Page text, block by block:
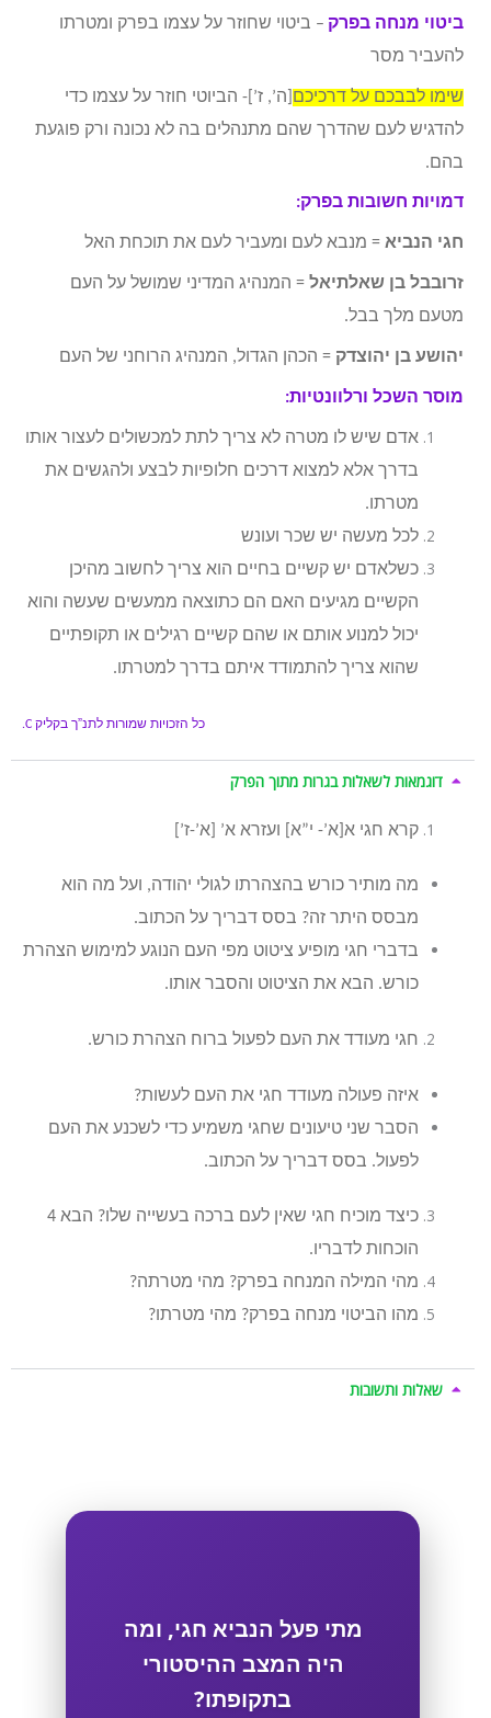
ביטוי מנחה בפרק – ביטוי שחוזר על עצמו בפרק ומטרתו
להעביר מסר
שימו לבבכם על דרכיכם [ה’, ז’]- הביוטי חוזר על עצמו כדי
להדגיש לעם שהדרך שהם מתנהלים בה לא נכונה ורק פוגעת
בהם.
דמויות חשובות בפרק:
חגי הנביא = מנבא לעם ומעביר לעם את תוכחת האל
זרובבל בן שאלתיאל = המנהיג המדיני שמושל על העם
מטעם מלך בבל.
יהושע בן יהוצדק = הכהן הגדול, המנהיג הרוחני של העם
מוסר השכל ורלוונטיות:
אדם שיש לו מטרה לא צריך לתת למכשולים לעצור אותו
בדרך אלא למצוא דרכים חלופיות לבצע ולהגשים את
מטרתו.
לכל מעשה יש שכר ועונש
כשלאדם יש קשיים בחיים הוא צריך לחשוב מהיכן
הקשיים מגיעים האם הם כתוצאה ממעשים שעשה והוא
יכול למנוע אותם או שהם קשיים רגילים או תקופתיים
שהוא צריך להתמודד איתם בדרך למטרתו.
כל הזכויות שמורות לתנ”ך בקליק C.
דוגמאות לשאלות בגרות מתוך הפרק
קרא חגי א[א’- י”א] ועזרא א’ [א’-ז’]
מה מותיר כורש בהצהרתו לגולי יהודה, ועל מה הוא
מבסס היתר זה? בסס דבריך על הכתוב.
בדברי חגי מופיע ציטוט מפי העם הנוגע למימוש הצהרת
כורש. הבא את הציטוט והסבר אותו.
חגי מעודד את העם לפעול ברוח הצהרת כורש.
איזה פעולה מעודד חגי את העם לעשות?
הסבר שני טיעונים שחגי משמיע כדי לשכנע את העם
לפעול. בסס דבריך על הכתוב.
כיצד מוכיח חגי שאין לעם ברכה בעשייה שלו? הבא 4
הוכחות לדבריו.
מהי המילה המנחה בפרק? מהי מטרתה?
מהו הביטוי מנחה בפרק? מהי מטרתו?
שאלות ותשובות